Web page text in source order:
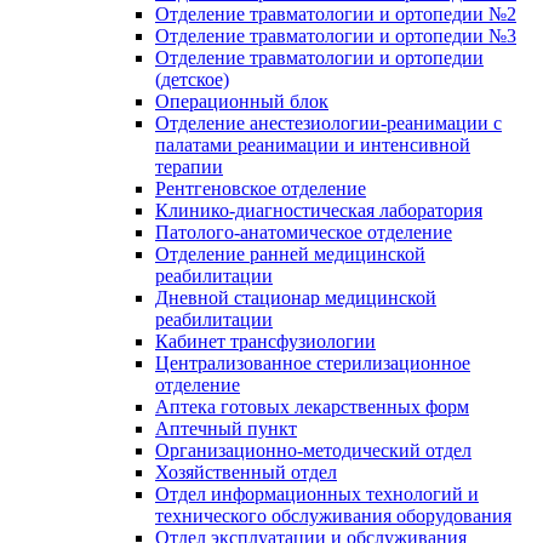
Отделение травматологии и ортопедии №2
Отделение травматологии и ортопедии №3
Отделение травматологии и ортопедии
(детское)
Операционный блок
Отделение анестезиологии-реанимации с
палатами реанимации и интенсивной
терапии
Рентгеновское отделение
Клинико-диагностическая лаборатория
Патолого-анатомическое отделение
Отделение ранней медицинской
реабилитации
Дневной стационар медицинской
реабилитации
Кабинет трансфузиологии
Централизованное стерилизационное
отделение
Аптека готовых лекарственных форм
Аптечный пункт
Организационно-методический отдел
Хозяйственный отдел
Отдел информационных технологий и
технического обслуживания оборудования
Отдел эксплуатации и обслуживания